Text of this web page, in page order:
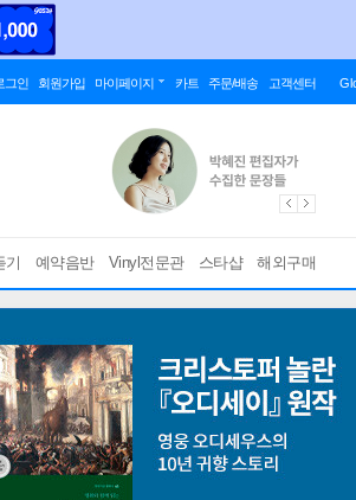
그인 회원가입 마이페이지 카트 주문/배송 고객센터
기 예약음반 Vinyl전문관 스타샵 해외구매